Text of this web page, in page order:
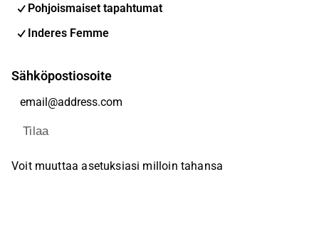
Pohjoismaiset tapahtumat
Inderes Femme
Sähköpostiosoite
Tilaa
Voit muuttaa asetuksiasi milloin tahansa